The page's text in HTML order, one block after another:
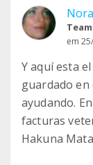
em
Y aquí esta
guardado en
ayudando.
facturas
Hakuna